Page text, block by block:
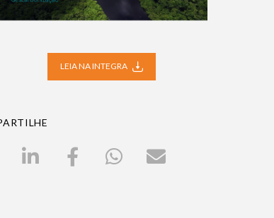
LEIA NA INTEGRA